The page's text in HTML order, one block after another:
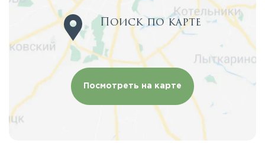
Поиск по карте
Посмотреть на карте